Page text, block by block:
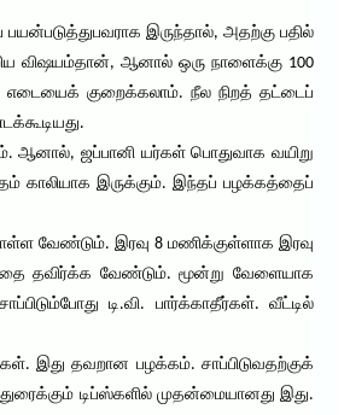
இருந்தால், அதற்கு பதில்
விஷயம்தான், ஆனால் ஒரு நாளைக்கு 100
எடையைக் குறைக்கலாம். நீல நிறத் தட்டைப்
ஆனால், ஜப்பானி யர்கள் பொதுவாக வயிறு
காலியாக இருக்கும். இந்தப் பழக்கத்தைப்
வேண்டும். இரவு 8 மணிக்குள்ளாக இரவு
தவிர்க்க வேண்டும். மூன்று வேளையாக
டி.வி. பார்க்காதீர்கள். வீட்டில்
இது தவறான பழக்கம். சாப்பிடுவதற்குக்
டிப்ஸ்களில் முதன்மையானது இது.